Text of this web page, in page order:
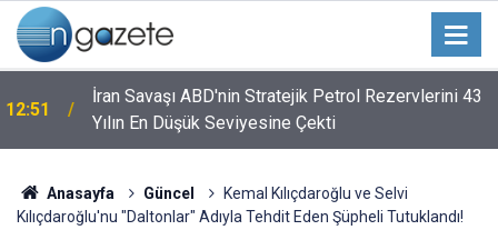
12:51
İran Savaşı ABD'nin Stratejik Petrol Rezervlerini 43
Yılın En Düşük Seviyesine Çekti
Anasayfa Güncel
Kemal Kılıçdaroğlu ve Selvi
Kılıçdaroğlu'nu "Daltonlar" Adıyla Tehdit Eden Şüpheli Tutuklandı!